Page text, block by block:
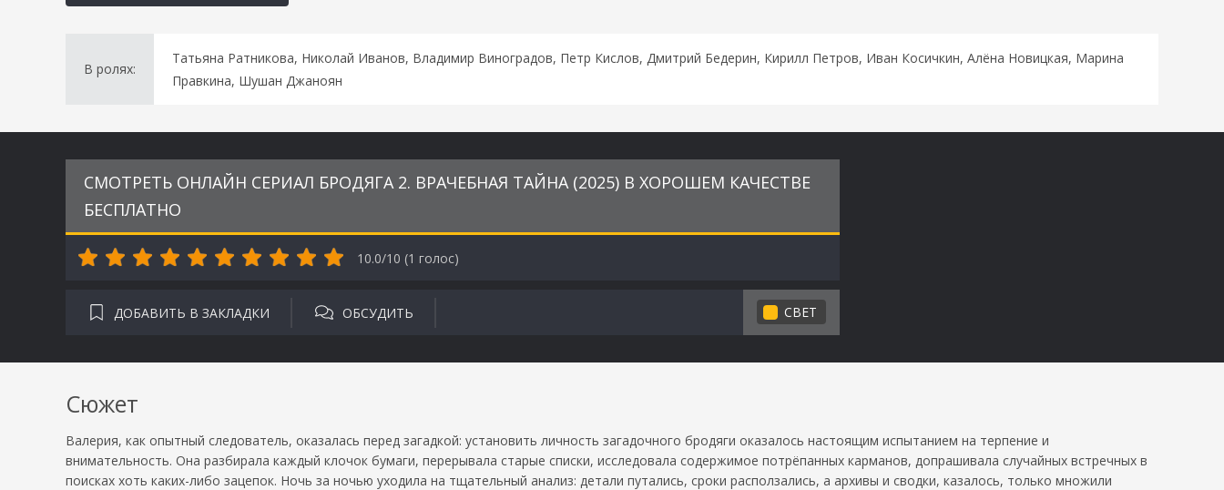
В ролях:
Татьяна Ратникова, Николай Иванов, Владимир Виноградов, Петр Кислов, Дмитрий Бедерин, Кирилл Петров, Иван Косичкин, Алёна Новицкая, Марина
Правкина, Шушан Джаноян
СМОТРЕТЬ ОНЛАЙН СЕРИАЛ БРОДЯГА 2. ВРАЧЕБНАЯ ТАЙНА (2025) В ХОРОШЕМ КАЧЕСТВЕ
БЕСПЛАТНО
10.0/10 (1 голос)
ДОБАВИТЬ В ЗАКЛАДКИ ОБСУДИТЬ СВЕТ
Сюжет
Валерия, как опытный следователь, оказалась перед загадкой: установить личность загадочного бродяги оказалось настоящим испытанием на терпение и
внимательность. Она разбирала каждый клочок бумаги, перерывала старые списки, исследовала содержимое потрёпанных карманов, допрашивала случайных встречных в
поисках хоть каких-либо зацепок. Ночь за ночью уходила на тщательный анализ: детали путались, сроки расползались, а архивы и сводки, казалось, только множили